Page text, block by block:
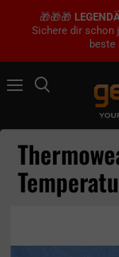
🎁🎁🎁
Sichere dir schon
beste